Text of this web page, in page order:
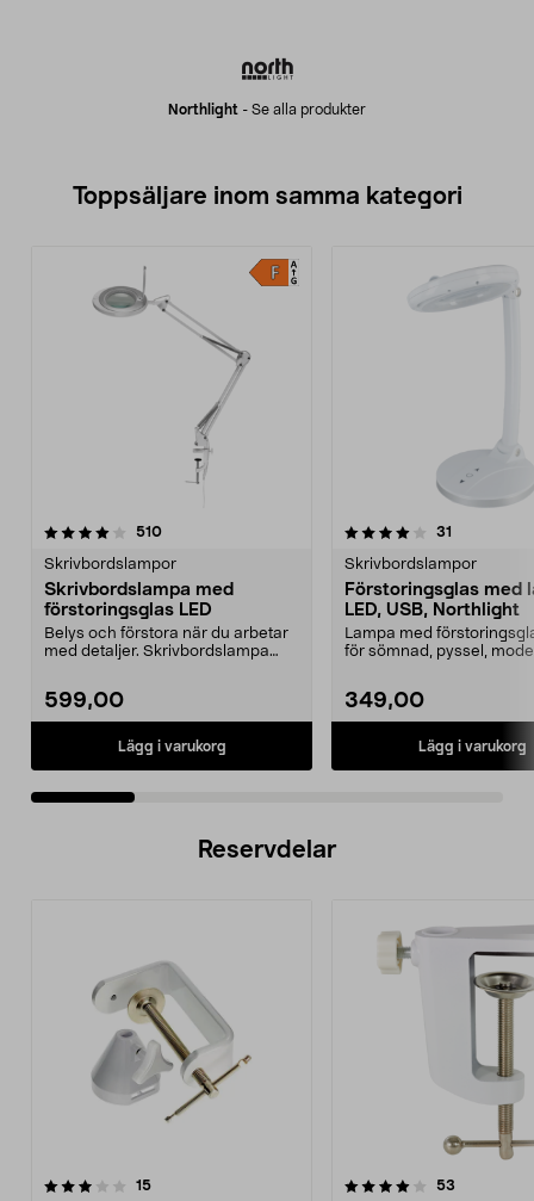
Northlight - Se alla produkter
Toppsäljare inom samma kategori
510recensioner
Skrivbordslampor
Skrivbordslampa med
förstoringsglas LED
Belys och förstora när du arbetar
med detaljer. Skrivbordslampa
599,00
Lägg i varukorg
4.0 av 5 stjärnor 31
Skrivbordslampor
Förstoringsglas med
LED, USB, Northlight
Lampa med
för sömnad, pyssel,
349,00
Lägg i varukorg
0.0 av 5 stjärnor
Reservdelar
15recensioner
4.0av 5 stjärnor 53